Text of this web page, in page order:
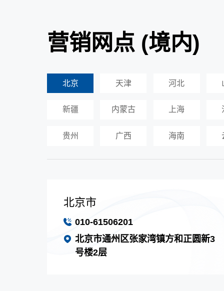
营销网点 (境内)
北京 天津 河北
新疆 内蒙古 上海
贵州 广西 海南
北京市
010-61506201
北京市通州区张家湾镇方和正圆新3
号楼2层